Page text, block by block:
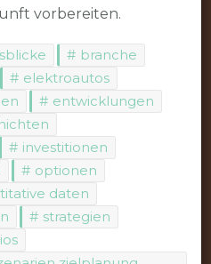
vorbereiten.
branche
elektroautos
entwicklungen
investitionen
optionen
daten
strategien